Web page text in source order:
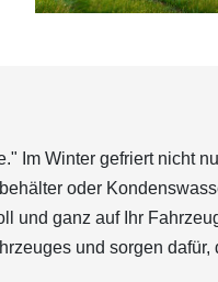
Im Winter gefriert nicht
oder
und ganz auf Ihr
und sorgen